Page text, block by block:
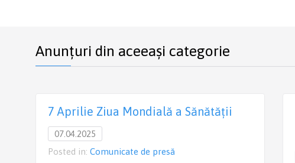
Anunțuri din aceeași categorie
7 Aprilie Ziua Mondială a Sănătății
07.04.2025
Posted in: Comunicate de presă